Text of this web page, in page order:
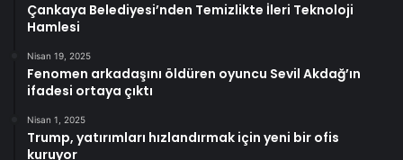
Çankaya Belediyesi’nden Temizlikte İleri Teknoloji
Hamlesi
Nisan 19, 2025
Fenomen arkadaşını öldüren oyuncu Sevil Akdağ’ın
ifadesi ortaya çıktı
Nisan 1, 2025
Trump, yatırımları hızlandırmak için yeni bir ofis
kuruyor